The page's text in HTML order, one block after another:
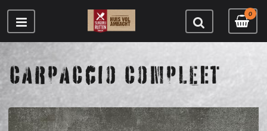
0
CARPACCIO COMPLEET